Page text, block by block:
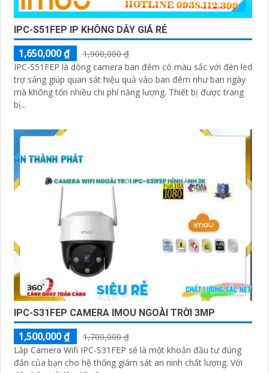
IPC-S51FEP IP KHÔNG DÂY GIÁ RẺ
1,650,000 ₫
1,900,000 ₫
IPC-S51FEP là dòng camera ban đêm có màu sắc với đèn led
trợ sáng giúp quan sát hiệu quả vào ban đêm như ban ngày
mà không tốn nhiều chi phí năng lượng. Thiết bị được trang
bị...
IPC-S31FEP CAMERA IMOU NGOÀI TRỜI 3MP
1,500,000 ₫
1,700,000 ₫
Lắp Camera Wifi IPC-S31FEP sẽ là một khoản đầu tư đúng
đắn của bạn cho hệ thống giám sát an ninh chất lượng. Với